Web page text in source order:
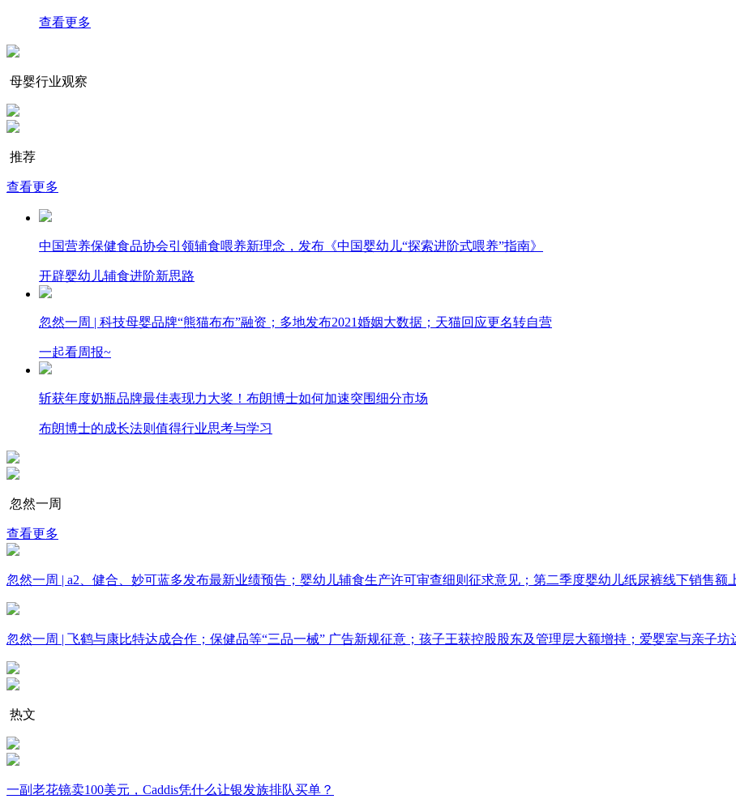
查看更多
母婴行业观察
推荐
查看更多
中国营养保健食品协会引领辅食喂养新理念，发布《中国婴幼儿“探索进阶式喂养”指南》
开辟婴幼儿辅食进阶新思路
忽然一周 |​​ 科技母婴品牌“熊猫布布”融资；​多地发布2021婚姻大数据；天猫回应更名转自营
一起看周报~
斩获年度奶瓶品牌最佳表现力大奖！布朗博士如何加速突围细分市场
布朗博士的成长法则值得行业思考与学习
忽然一周
查看更多
忽然一周 | a2、健合、妙可蓝多发布最新业绩预告；婴幼儿辅食生产许可审查细则征求意见；第二季度婴幼儿纸尿裤线下销售额
忽然一周 | 飞鹤与康比特达成合作；保健品等“三品一械” 广告新规征意；孩子王获控股股东及管理层大额增持；爱婴室与亲子坊
热文
一副老花镜卖100美元，Caddis凭什么让银发族排队买单？